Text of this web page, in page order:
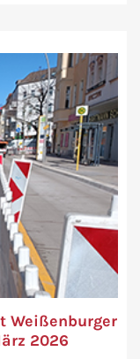
Weißenburger
2026